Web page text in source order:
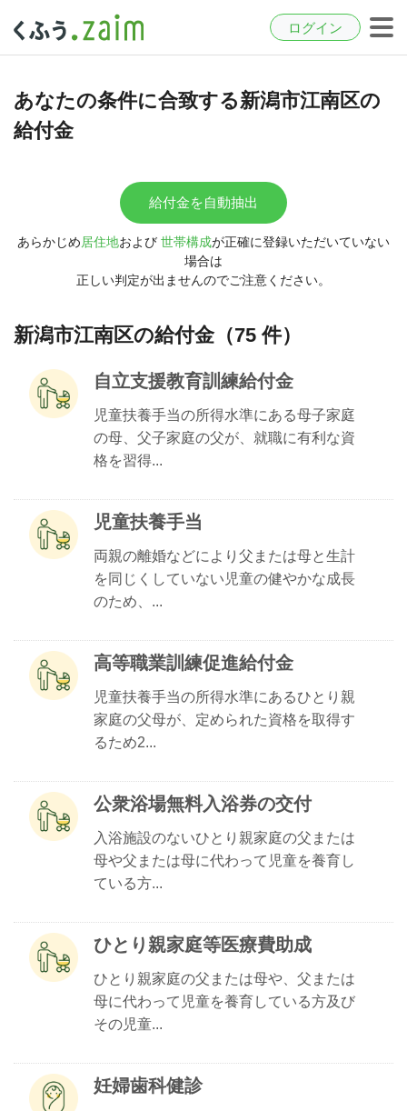
ログイン
あなたの条件に合致する新潟市江南区の
給付金
給付金を自動抽出
あらかじめ居住地および 世帯構成が正確に登録いただいていない
場合は
正しい判定が出ませんのでご注意ください。
新潟市江南区の給付金（75 件）
自立支援教育訓練給付金
児童扶養手当の所得水準にある母子家庭
の母、父子家庭の父が、就職に有利な資
格を習得...
児童扶養手当
両親の離婚などにより父または母と生計
を同じくしていない児童の健やかな成長
のため、...
高等職業訓練促進給付金
児童扶養手当の所得水準にあるひとり親
家庭の父母が、定められた資格を取得す
るため2...
公衆浴場無料入浴券の交付
入浴施設のないひとり親家庭の父または
母や父または母に代わって児童を養育し
ている方...
ひとり親家庭等医療費助成
ひとり親家庭の父または母や、父または
母に代わって児童を養育している方及び
その児童...
妊婦歯科健診